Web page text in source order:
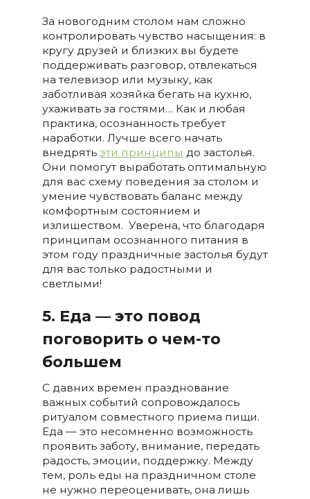
За новогодним столом нам сложно
контролировать чувство насыщения: в
кругу друзей и близких вы будете
поддерживать разговор, отвлекаться
на телевизор или музыку, как
заботливая хозяйка бегать на кухню,
ухаживать за гостями… Как и любая
практика, осознанность требует
наработки. Лучше всего начать
внедрять эти принципы до застолья.
Они помогут выработать оптимальную
для вас схему поведения за столом и
умение чувствовать баланс между
комфортным состоянием и
излишеством. Уверена, что благодаря
принципам осознанного питания в
этом году праздничные застолья будут
для вас только радостными и
светлыми!
5. Еда — это повод
поговорить о чем-то
большем
С давних времен празднование
важных событий сопровождалось
ритуалом совместного приема пищи.
Еда — это несомненно возможность
проявить заботу, внимание, передать
радость, эмоции, поддержку. Между
тем, роль еды на праздничном столе
не нужно переоценивать, она лишь